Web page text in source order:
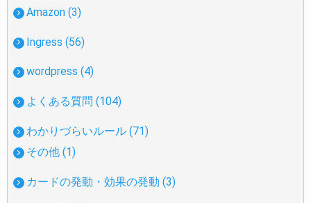
Amazon (3)
Ingress (56)
wordpress (4)
よくある質問 (104)
わかりづらいルール (71)
その他 (1)
カードの発動・効果の発動 (3)